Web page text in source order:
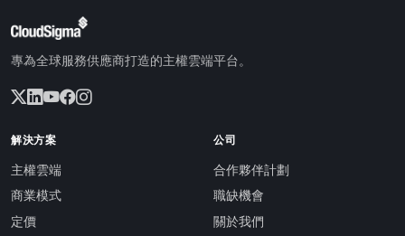
專為全球服務供應商打造的主權雲端平台。
解決方案
主權雲端
商業模式
定價
公司
合作夥伴計劃
職缺機會
關於我們